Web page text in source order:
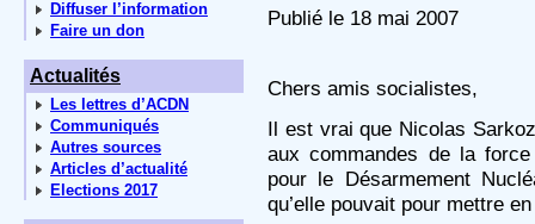
Diffuser l’information
Faire un don
Actualités
Les lettres d’ACDN
Communiqués
Autres sources
Articles d’actualité
Elections 2017
Publié le 18 mai 2007
Chers amis socialistes,
Il est vrai que Nicolas
aux commandes de la
pour le Désarmement
qu’elle pouvait pour mettre